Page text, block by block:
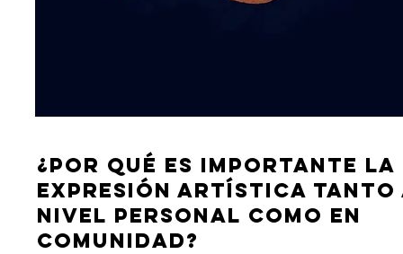
¿POR QUÉ ES IMPORTANTE LA
EXPRESIÓN ARTÍSTICA TANTO
NIVEL PERSONAL COMO EN
COMUNIDAD?